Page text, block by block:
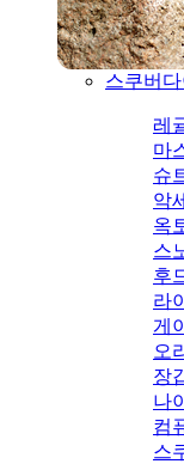
스쿠버
레
마
슈
악
옥
스
후
라
게
오
장
나
컴
스